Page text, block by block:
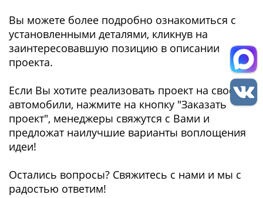
Вы можете более подробно ознакомиться с
установленными деталями, кликнув на
заинтересовавшую позицию в описании
проекта.
Если Вы хотите реализовать проект на своем
автомобили, нажмите на кнопку "Заказать
проект", менеджеры свяжутся с Вами и
предложат наилучшие варианты воплощения
идеи!
Остались вопросы? Свяжитесь с нами и мы с
радостью ответим!